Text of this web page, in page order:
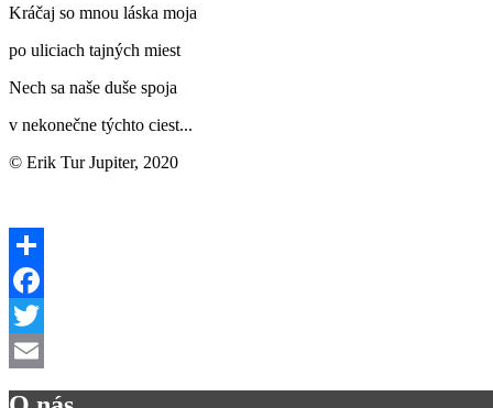
Kráčaj so mnou láska moja
po uliciach tajných miest
Nech sa naše duše spoja
v nekonečne týchto ciest...
© Erik Tur Jupiter, 2020
Share
Facebook
Twitter
Email